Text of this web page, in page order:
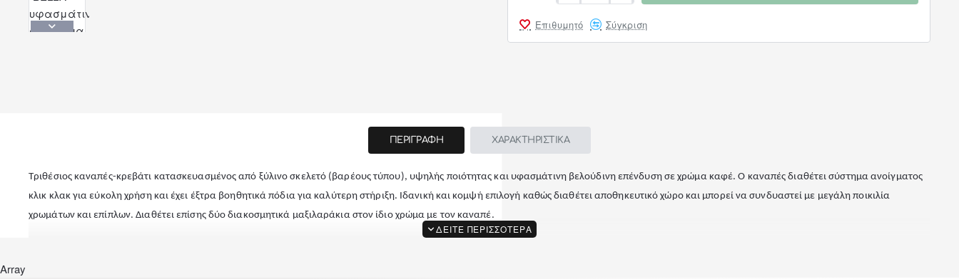
Επιθυμητό Σύγκριση
ΠΕΡΙΓΡΑΦΗ ΧΑΡΑΚΤΗΡΙΣΤΙΚΑ
Τριθέσιος καναπές-κρεβάτι κατασκευασμένος από ξύλινο σκελετό (βαρέους τύπου), υψηλής ποιότητας και υφασμάτινη βελούδινη επένδυση σε χρώμα καφέ. Ο καναπές διαθέτει σύστημα ανοίγματος
κλικ κλακ για εύκολη χρήση και έχει έξτρα βοηθητικά πόδια για καλύτερη στήριξη. Ιδανική και κομψή επιλογή καθώς διαθέτει αποθηκευτικό χώρο και μπορεί να συνδυαστεί με μεγάλη ποικιλία
χρωμάτων και επίπλων. Διαθέτει επίσης δύο διακοσμητικά μαξιλαράκια στον ίδιο χρώμα με τον καναπέ.
Array